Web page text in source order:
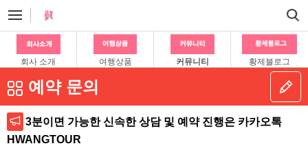
회사 소개 여행상품 커뮤니티 황제블로그
예약 문의
3분이면 가능한 신속한 상담 및 예약 진행은 카카오톡
HWANGTOUR